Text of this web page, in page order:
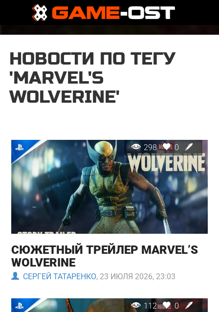
НОВОСТИ ПО ТЕГУ
'MARVEL'S
WOLVERINE'
298 0
СЮЖЕТНЫЙ ТРЕЙЛЕР MARVEL’S
WOLVERINE
СЕРГЕЙ ТАТАРЕНКО, 23 ИЮЛЯ 2026, 23:03
112 0